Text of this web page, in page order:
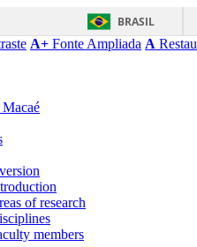
BRASIL
A+ Fonte Ampliada A
of research
members